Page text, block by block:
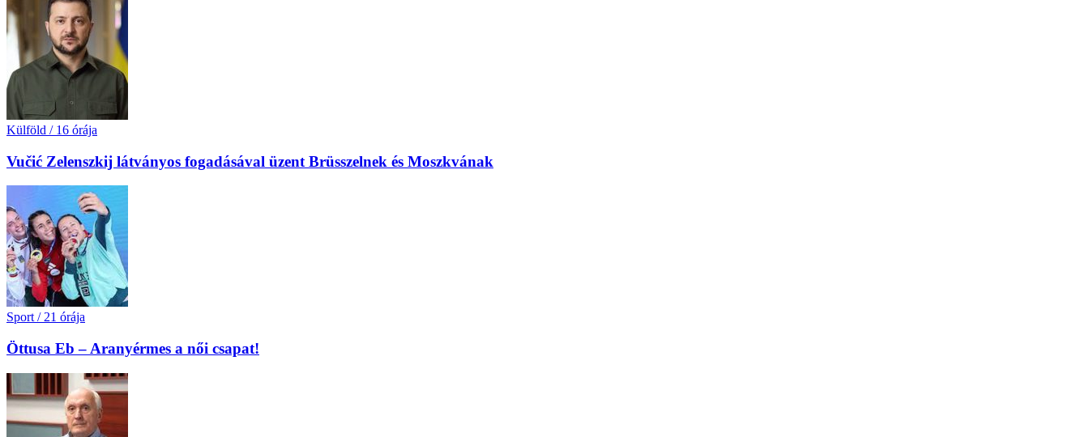
Külföld / 16 órája
Vučić Zelenszkij látványos fogadásával üzent Brüsszelnek és Moszkvának
Sport / 21 órája
Öttusa Eb – Aranyérmes a női csapat!